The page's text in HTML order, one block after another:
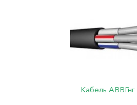
Кабель АВВГнг